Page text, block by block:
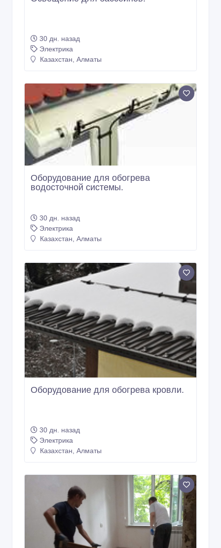
30 дн. назад
Электрика
Казахстан, Алматы
Оборудование для обогрева
водосточной системы.
30 дн. назад
Электрика
Казахстан, Алматы
Оборудование для обогрева кровли.
30 дн. назад
Электрика
Казахстан, Алматы